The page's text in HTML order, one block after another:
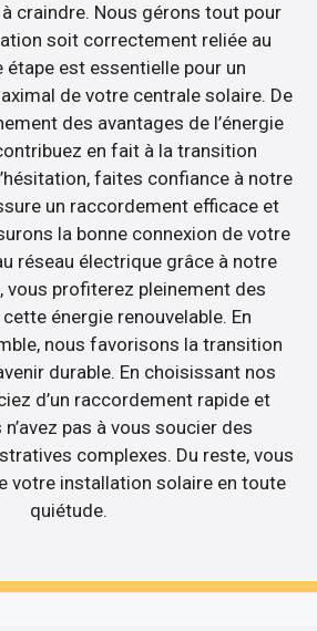
à craindre. Nous gérons tout pour
soit correctement reliée au
étape est essentielle pour un
de votre centrale solaire. De
des avantages de l’énergie
en fait à la transition
faites confiance à notre
un raccordement efficace et
la bonne connexion de votre
réseau électrique grâce à notre
vous profiterez pleinement des
énergie renouvelable. En
nous favorisons la transition
durable. En choisissant nos
d’un raccordement rapide et
pas à vous soucier des
complexes. Du reste, vous
votre installation solaire en toute
quiétude.